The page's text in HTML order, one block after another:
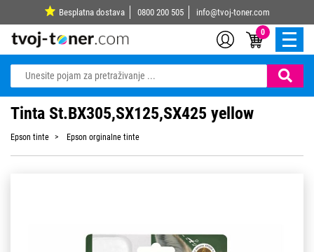
Besplatna dostava 0800 200 505 info@tvoj-toner.com
0
Tinta St.BX305,SX125,SX425 yellow
Epson tinte Epson orginalne tinte